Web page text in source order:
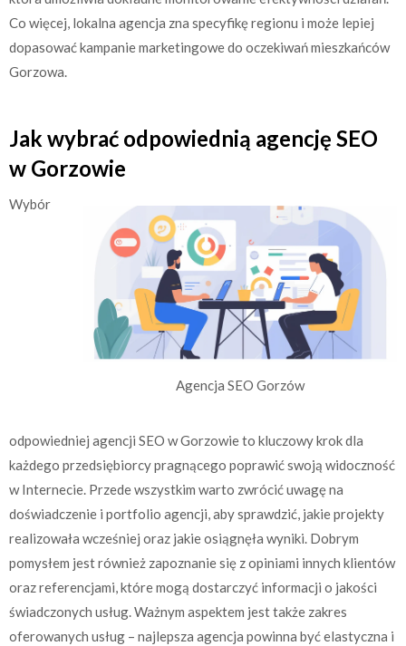
Co więcej, lokalna agencja zna specyfikę regionu i może lepiej
dopasować kampanie marketingowe do oczekiwań mieszkańców
Gorzowa.
Jak wybrać odpowiednią agencję SEO
w Gorzowie
Agencja SEO Gorzów
Wybór
odpowiedniej agencji SEO w Gorzowie to kluczowy krok dla
każdego przedsiębiorcy pragnącego poprawić swoją widoczność
w Internecie. Przede wszystkim warto zwrócić uwagę na
doświadczenie i portfolio agencji, aby sprawdzić, jakie projekty
realizowała wcześniej oraz jakie osiągnęła wyniki. Dobrym
pomysłem jest również zapoznanie się z opiniami innych klientów
oraz referencjami, które mogą dostarczyć informacji o jakości
świadczonych usług. Ważnym aspektem jest także zakres
oferowanych usług – najlepsza agencja powinna być elastyczna i